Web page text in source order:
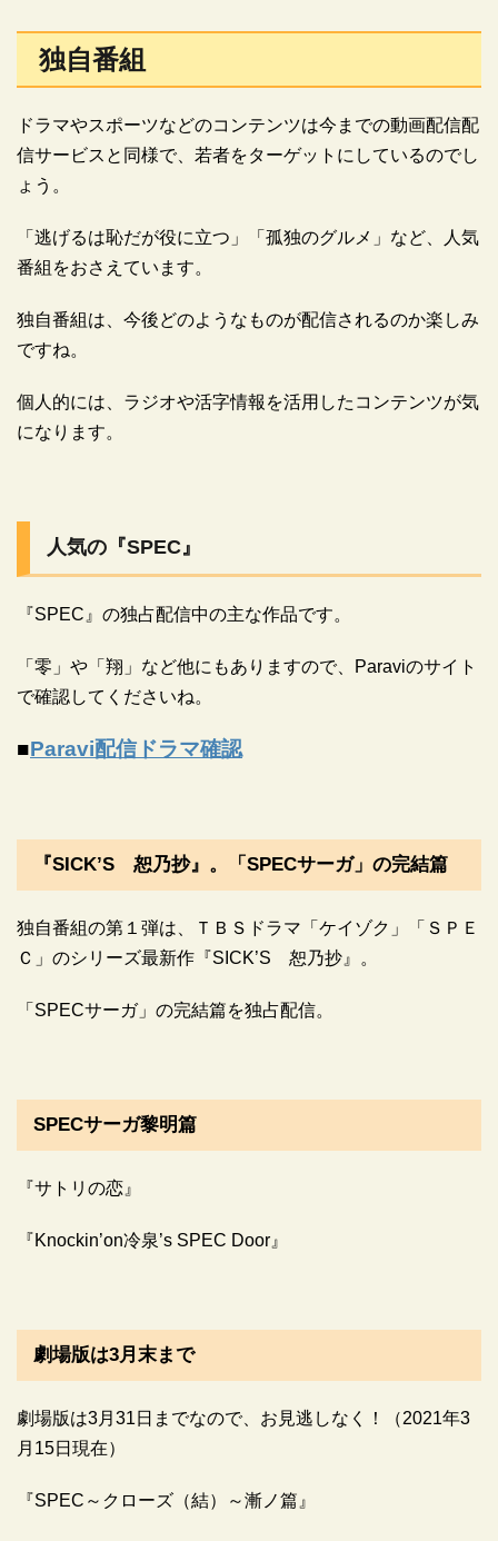
独自番組
ドラマやスポーツなどのコンテンツは今までの動画配信配
信サービスと同様で、若者をターゲットにしているのでし
ょう。
「逃げるは恥だが役に立つ」「孤独のグルメ」など、人気
番組をおさえています。
独自番組は、今後どのようなものが配信されるのか楽しみ
ですね。
個人的には、ラジオや活字情報を活用したコンテンツが気
になります。
人気の『SPEC』
『SPEC』の独占配信中の主な作品です。
「零」や「翔」など他にもありますので、Paraviのサイト
で確認してくださいね。
■Paravi配信ドラマ確認
『SICK’S 恕乃抄』。「SPECサーガ」の完結篇
独自番組の第１弾は、ＴＢＳドラマ「ケイゾク」「ＳＰＥ
Ｃ」のシリーズ最新作『SICK’S 恕乃抄』。
「SPECサーガ」の完結篇を独占配信。
SPECサーガ黎明篇
『サトリの恋』
『Knockin’on冷泉’s SPEC Door』
劇場版は3月末まで
劇場版は3月31日までなので、お見逃しなく！（2021年3
月15日現在）
『SPEC～クローズ（結）～漸ノ篇』